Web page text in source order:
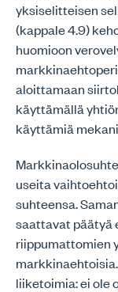
yksiselitteisen
(kappale 4.9)
huomioon
aloittamaan
käyttämällä
käyttämiä
useita
suhteensa.
saattavat päätyä
riippumattomien
liiketoimia: ei ole